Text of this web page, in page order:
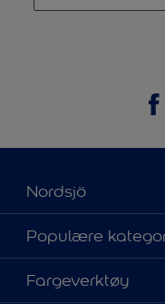
Nordsjö
Om Nordsjö
Kontakt oss
Finn en butikk
Populære
Finn farge
Velg produkt
Fargeverktøy